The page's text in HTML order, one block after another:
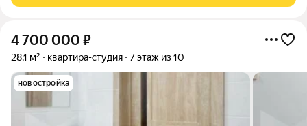
4 700 000 ₽
28,1 м² квартира-студия 7 этаж из 10
новостройка